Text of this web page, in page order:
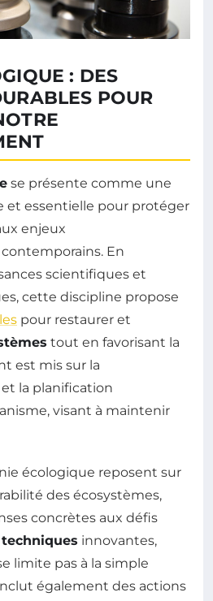
: DES
POUR
se présente comme une
et essentielle pour protéger
enjeux
En
scientifiques et
cette discipline propose
pour restaurer et
tout en favorisant la
est mis sur la
et la planification
visant à maintenir
écologique reposent sur
des écosystèmes,
concrètes aux défis
techniques innovantes,
limite pas à la simple
également des actions